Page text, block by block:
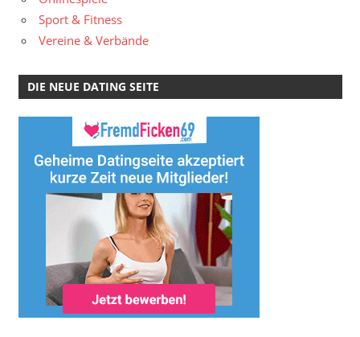
Sport & Fitness
Vereine & Verbände
DIE NEUE DATING SEITE